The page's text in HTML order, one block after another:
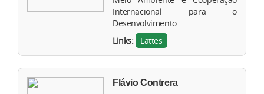
Internacional para o
Desenvolvimento
Links:
Lattes
Flávio Contrera